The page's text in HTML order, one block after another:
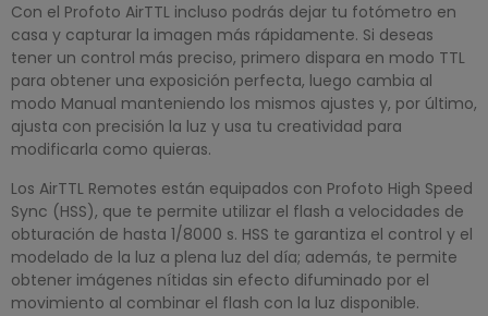
Con el Profoto AirTTL incluso podrás dejar tu fotómetro en
casa y capturar la imagen más rápidamente. Si deseas
tener un control más preciso, primero dispara en modo TTL
para obtener una exposición perfecta, luego cambia al
modo Manual manteniendo los mismos ajustes y, por último,
ajusta con precisión la luz y usa tu creatividad para
modificarla como quieras.
Los AirTTL Remotes están equipados con Profoto High Speed
Sync (HSS), que te permite utilizar el flash a velocidades de
obturación de hasta 1/8000 s. HSS te garantiza el control y el
modelado de la luz a plena luz del día; además, te permite
obtener imágenes nítidas sin efecto difuminado por el
movimiento al combinar el flash con la luz disponible.